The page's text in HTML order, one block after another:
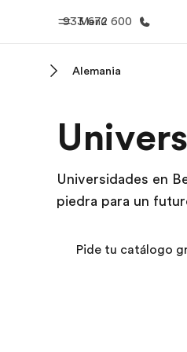
Menú
933 672 600
Bienvenido a EF
Alemania
Universidades en
piedra para un
Pide tu catálogo